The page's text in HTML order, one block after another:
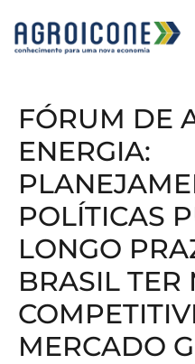
FÓRUM DE
ENERGIA:
POLÍTICAS
LONGO
BRASIL TER
MERCADO